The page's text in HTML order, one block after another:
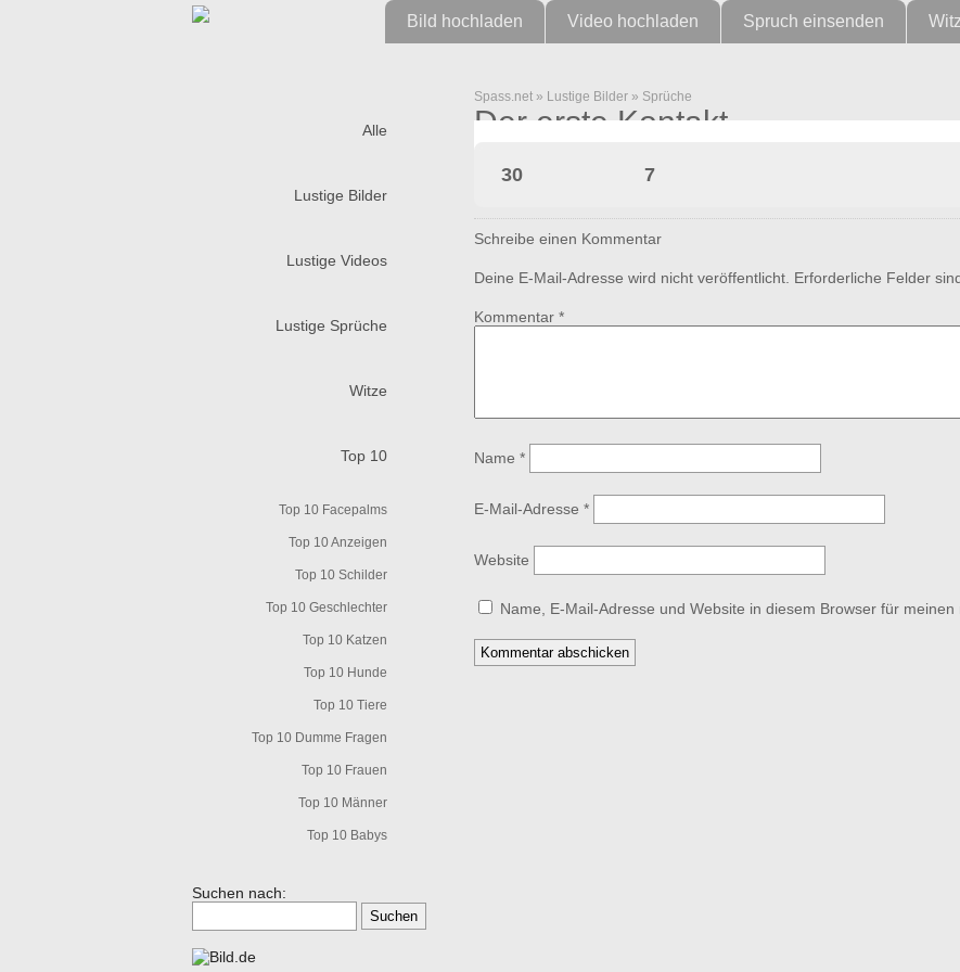
Bild hochladen Video hochladen Spruch einsenden
Alle
Lustige Bilder
Lustige Videos
Lustige Sprüche
Witze
Top 10
Top 10 Facepalms
Top 10 Anzeigen
Top 10 Schilder
Top 10 Geschlechter
Top 10 Katzen
Top 10 Hunde
Top 10 Tiere
Top 10 Dumme Fragen
Top 10 Frauen
Top 10 Männer
Top 10 Babys
Suchen nach:
Spass.net » Lustige Bilder » Sprüche
Der erste Kontakt
30 7
Schreibe einen Kommentar
Deine E-Mail-Adresse wird nicht veröffentlicht. Erforderliche Felder
Kommentar *
Name *
E-Mail-Adresse *
Website
Name, E-Mail-Adresse und Website in diesem Browser für meinen